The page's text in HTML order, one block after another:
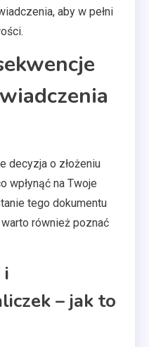
aby w pełni
decyzja o złożeniu
wpłynąć na Twoje
tego dokumentu
również poznać
i
– jak to